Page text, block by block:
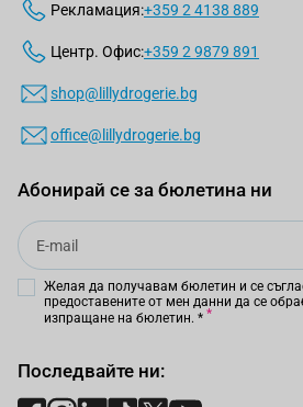
Рекламация:+359 2 4138 889
Центр. Офис:+359 2 9879 891
shop@lillydrogerie.bg
office@lillydrogerie.bg
Абонирай се за бюлетина ни
Email
Желая да получавам бюлетин и се
предоставените от мен данни да се
изпращане на бюлетин. *
Последвайте ни: